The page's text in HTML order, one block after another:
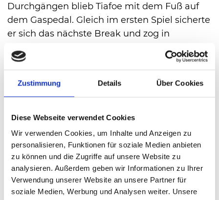
Zustimmung Details Über Cookies
Diese Webseite verwendet Cookies
Wir verwenden Cookies, um Inhalte und Anzeigen zu
personalisieren, Funktionen für soziale Medien anbieten
zu können und die Zugriffe auf unsere Website zu
analysieren. Außerdem geben wir Informationen zu Ihrer
Verwendung unserer Website an unsere Partner für
soziale Medien, Werbung und Analysen weiter. Unsere
Durchgängen blieb Tiafoe mit dem Fuß auf
dem Gaspedal. Gleich im ersten Spiel sicherte
er sich das nächste Break und zog in
der Folge weiterhin nicht, Tiafoe bei dessen
war es, dass der Weltranglisten-26. (der Sieg
guten Stunde zum Match servierte.
Mit einem tollen Rückhand-Winner die
Linie herunter schnappte Tiafoe sich seinen
ersten Matchball, den er nach gerade einmal
1:07 Stunde mit einer krachenden Vorhand
veredelte. Anschließend kannte der Jubel mit
Trainer, Familie und Freunden über den